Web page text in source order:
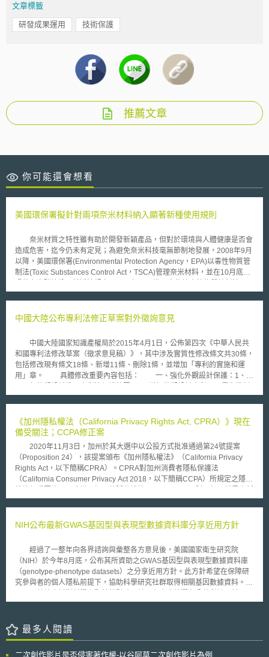
文章標籤
研發成果運用 技術保護
推薦文章
你可能還會想看
美國環保署擬針對兩項奈米材料納入顯著新種使用規則
奈米材質之特性雖有助於開發新穎產品，但對於環境與人體健康是否會
造成危害，迄今仍未有定見；為避免奈米科技毫無節制地發展，2008年9月
以降，美國環保署(Environmental Protection Agency，EPA)以毒性物質管
制法(Toxic Substances Control Act，TSCA)管理奈米材料，並在10月底考
(2)發布「顯著新種使用規則(Significant New Use Rule，SNUR)」，將以
(alumina nanoparticles)列入管理範圍內。 一般而言，化學物質如未列
學物質的方式，配合適用製造前通知制度，要求業界針對製造、加工、銷售
與使用等過程，提出具體因應措施。申言之，關於前述兩項奈米物質，一旦
涉及有別於以往的重大創新製造活動，業者即應於正式進行製造前之90天先
行通報環保署，再由其評估該業者是否符合相關條件要求，否則得予以禁止
無論在呼吸或皮膚接觸所造成之暴露程度尚屬輕微；因此，針對該等奈米材
料而向環保署所為之通報流程及審查作業，可能會對於業者後續之生產製造
活動形成不確定的阻礙。 有鑒於奈米材料可能對人體健康產生未知風
險，為保障奈米工作環境中人員的安全，顯著新種使用規則將於2009年1月
起正式生效，作為管理特殊化學物質的監督方式。對於製造或使用奈米材料
所可能引發之風險，美國環保署正著眼於環境、健康與安全議題，逐漸採取
較為謹慎的政策設計方向，以維護大眾利益。
中國大陸公布專利法修正草案對外徵詢意見
中國大陸國家知識產權局於2015年4月1日，公佈第四次《中華人民共
和國專利法修改草案（徵求意見稿）》，其中涉及實質性修改條文共30條，
包括修改現有條文18條、新增11條、刪除1條，並增加「專利的實施和運
用」章。 具體修改重要內容包括： 一、強化外觀設計保護：1、產
度。3、將外觀設計專利權之保護期限由10年延長到15年。4、鑒於實用新
「專利權評價報告」作為侵權糾紛審理和處理過程中必須提交的「證據」，
當事人無正當理由不提交，需自行承擔訴訟上不利後果。 二、提升發
利歸屬優先適用約定原則，若未約定時，申請專利權利歸屬於發明人或設計
人。2、為解決國家設立之研究機構、高等院校專利技術移轉率低問題，允
許發明人或設計人在單位怠於實施發明情形下，可與單位協商自行實施或者
授權他人實施該專利，並按照協議享有相應權益，藉以激勵發明人積極進行
《加州隱私權法（California Privacy Rights Act, CPRA）》現在
備受關注；CCPA修正案
2020年11月3日，加州於其大選中以公投方式批准通過第24號提案
（Proposition 24），該提案頒布《加州隱私權法》（California Privacy
Rights Act，以下簡稱CPRA）。CPRA對加州消費者隱私保護法
（California Consumer Privacy Act 2018，以下簡稱CCPA）所規定之隱私
的隱私權利，並對企業施加新的義務，例如消費者將有權限制其敏感性個人
件或簡訊內容及種族等）之使用與揭露；消費者有權利要求企業更正不正確
應用或服務而獲得的個人資料所進行之特定廣告推播。CPRA亦要求企業對
各類別之個人資料，按其蒐集、處理、利用之目的範圍及個人資料揭露目
的，設定預期的保留期限標準。 CPRA另創設「加州隱私保護局」
（California Privacy Protection Agency）為隱私權執行機構，該機構具有
之前通過最終法規，且自2023年1月1日起生效，並適用於2022年1月1日起
所蒐集之消費者資料，隨著CPRA的通過，預期可能促使其他州效仿加州制
定更嚴格之隱私法，企業應持續關注有關CPRA之資訊，並迅速評估因應措
NIH公布最新GWAS基因型與表現型數據資料庫分享近用方針
經過了一整年向各界諮詢與彙整各方意見後，美國國家衛生研究院
（NIH）於今年8月底，公布其所資助之GWAS基因型與表現型數據資料庫
（genotype-phenotype datasets）之分享近用方針。此方針希望在保障研
究參與者的個人隱私前提下，協助科學研究社群取得相關基因數據資料。
提供個人的基因型與表現型資料進行科學研究，涉及個人隱私與秘密之保
時，為了搜集各方意見，首先於去年5月，宣布計畫更新GWAS的數據資料
分享政策，後於去年8月公開徵詢大眾對方針之意見，次又依據所蒐集之各
最多人閱讀
二次創作影片是否侵害著作權-以谷阿莫二次創作影片為例